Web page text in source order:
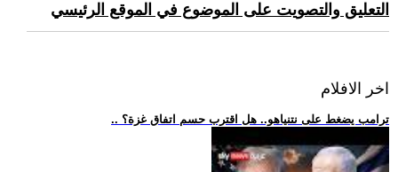
التعليق والتصويت على الموضوع في الموقع الرئيسي
اخر الافلام
.. ترامب يضغط على نتنياهو.. هل اقترب حسم اتفاق غزة؟